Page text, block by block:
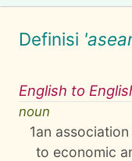
Definisi
English to
noun
1an
to economic